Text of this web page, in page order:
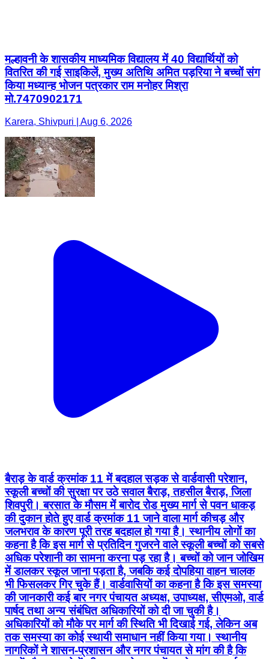
मल्हावनी के शासकीय माध्यमिक विद्यालय में 40 विद्यार्थियों को
वितरित की गई साइकिलें, मुख्य अतिथि अमित पड़रिया ने बच्चों संग
किया मध्यान्ह भोजन पत्रकार राम मनोहर मिश्रा
मो.7470902171
Karera, Shivpuri | Aug 6, 2026
बैराड़ के वार्ड क्रमांक 11 में बदहाल सड़क से वार्डवासी परेशान,
स्कूली बच्चों की सुरक्षा पर उठे सवाल बैराड़, तहसील बैराड़, जिला
शिवपुरी। बरसात के मौसम में बारोद रोड मुख्य मार्ग से पवन धाकड़
की दुकान होते हुए वार्ड क्रमांक 11 जाने वाला मार्ग कीचड़ और
जलभराव के कारण पूरी तरह बदहाल हो गया है। स्थानीय लोगों का
कहना है कि इस मार्ग से प्रतिदिन गुजरने वाले स्कूली बच्चों को सबसे
अधिक परेशानी का सामना करना पड़ रहा है। बच्चों को जान जोखिम
में डालकर स्कूल जाना पड़ता है, जबकि कई दोपहिया वाहन चालक
भी फिसलकर गिर चुके हैं। वार्डवासियों का कहना है कि इस समस्या
की जानकारी कई बार नगर पंचायत अध्यक्ष, उपाध्यक्ष, सीएमओ, वार्ड
पार्षद तथा अन्य संबंधित अधिकारियों को दी जा चुकी है।
अधिकारियों को मौके पर मार्ग की स्थिति भी दिखाई गई, लेकिन अब
तक समस्या का कोई स्थायी समाधान नहीं किया गया। स्थानीय
नागरिकों ने शासन-प्रशासन और नगर पंचायत से मांग की है कि